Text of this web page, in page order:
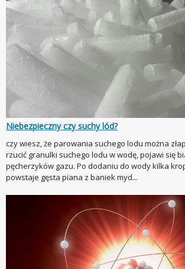
Niebezpieczny czy suchy lód?
czy wiesz, że parowania suchego lodu można
rzucić granulki suchego lodu w wodę, pojawi się
pęcherzyków gazu. Po dodaniu do wody kilka
powstaje gęsta piana z baniek myd...